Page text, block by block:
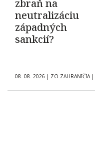
zbraň na
neutralizáciu
západných
sankcií?
08. 08. 2026 | ZO ZAHRANIČIA |